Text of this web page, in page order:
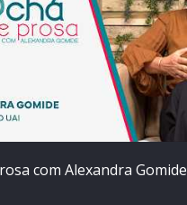
com Alexandra Gomide